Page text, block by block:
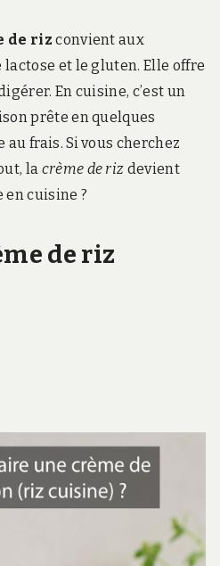
de riz convient aux
et le gluten. Elle offre
En cuisine, c’est un
prête en quelques
frais. Si vous cherchez
la crème de riz devient
en cuisine ?
de riz